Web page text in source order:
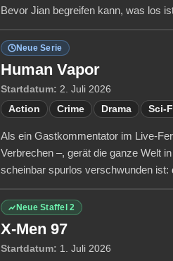
Bevor Jian begreifen kann, was los
Neue Serie
Human Vapor
Startdatum: 2. Juli 2026
Action Crime Drama Sci-
Als ein Gastkommentator im Live-
Verbrechen –, gerät die ganze Welt
scheinbar spurlos verschwunden ist:
Neue Staffel 2
X-Men 97
Startdatum: 1. Juli 2026